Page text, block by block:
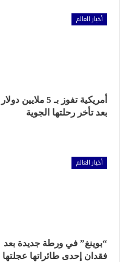
أخبار العالم
أمريكية تفوز بـ 5 ملايين دولار
بعد تأخر رحلتها الجوية
أخبار العالم
“بوينغ” في ورطة جديدة بعد
فقدان إحدى طائراتها عجلتها